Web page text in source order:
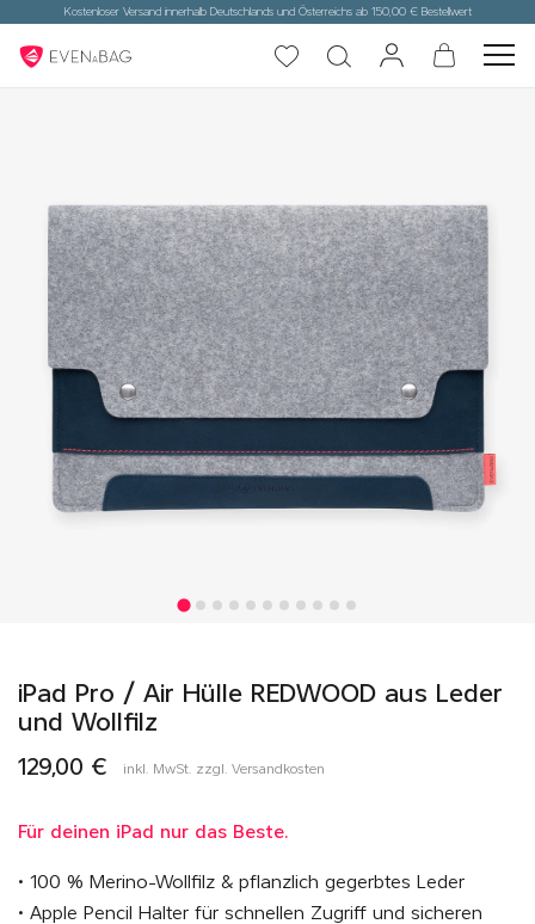
Kostenloser Versand innerhalb Deutschlands und Österreichs ab 150,00 € Bestellwert
iPad Pro / Air Hülle REDWOOD aus Leder
und Wollfilz
129,00 € inkl. MwSt. zzgl. Versandkosten
Für deinen iPad nur das Beste.
• 100 % Merino-Wollfilz & pflanzlich gegerbtes Leder
• Apple Pencil Halter für schnellen Zugriff und sicheren